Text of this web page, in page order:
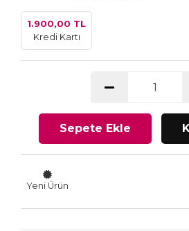
1.900,00 TL
Kredi Kartı
Sepete Ekle
Yeni Ürün